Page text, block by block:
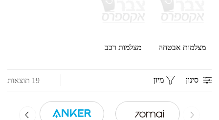
מצלמות אבטחה מצלמות רכב
סינון מיון 19 תוצאות